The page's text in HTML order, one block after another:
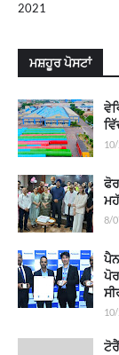
2021
ਮਸ਼ਹੂਰ ਪੋਸਟਾਂ
8/